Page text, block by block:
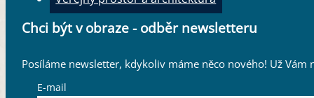
Chci být v obraze - odběr newsletteru
Posíláme newsletter, kdykoliv máme něco nového! Už Vám
E-mail